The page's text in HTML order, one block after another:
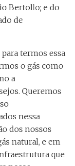
Bertollo; e do
de
termos essa
o gás como
a
Queremos
nessa
dos nossos
natural, e em
que